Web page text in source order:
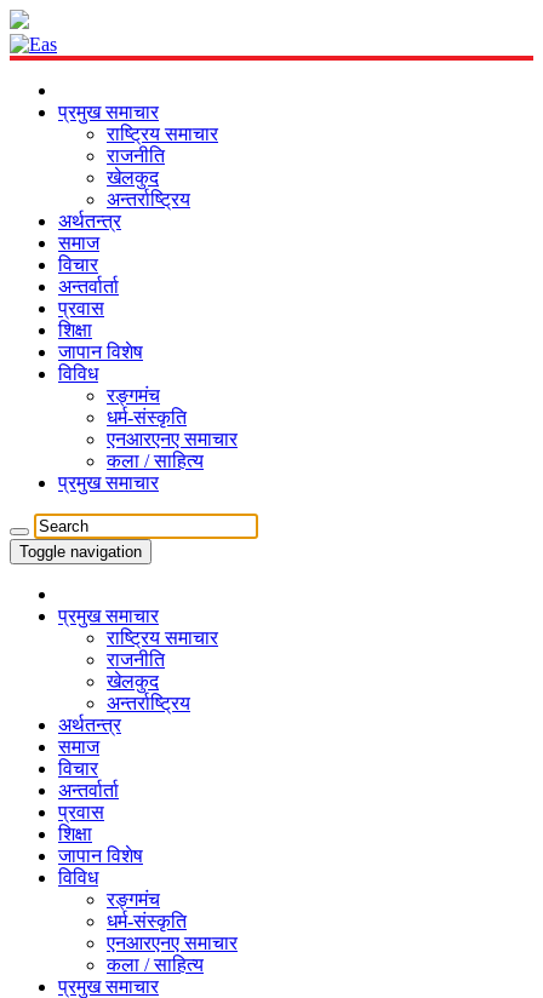
प्रमुख समाचार
राष्ट्रिय समाचार
राजनीति
खेलकुद
अन्तर्राष्ट्रिय
अर्थतन्त्र
समाज
विचार
अन्तर्वार्ता
प्रवास
शिक्षा
जापान विशेष
विविध
रङ्गमंच
धर्म-संस्कृति
एनआरएनए समाचार
कला / साहित्य
प्रमुख समाचार
Toggle navigation
प्रमुख समाचार
राष्ट्रिय समाचार
राजनीति
खेलकुद
अन्तर्राष्ट्रिय
अर्थतन्त्र
समाज
विचार
अन्तर्वार्ता
प्रवास
शिक्षा
जापान विशेष
विविध
रङ्गमंच
धर्म-संस्कृति
एनआरएनए समाचार
कला / साहित्य
प्रमुख समाचार